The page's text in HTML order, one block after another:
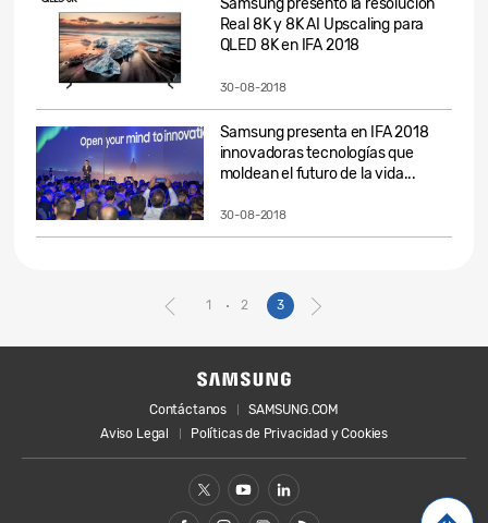
Samsung presentó la resolución
Real 8K y 8K AI Upscaling para
QLED 8K en IFA 2018
30-08-2018
Samsung presenta en IFA 2018
innovadoras tecnologías que
moldean el futuro de la vida...
30-08-2018
1 2 3
Contáctanos
SAMSUNG.COM
Aviso Legal
Políticas de Privacidad y Cookies